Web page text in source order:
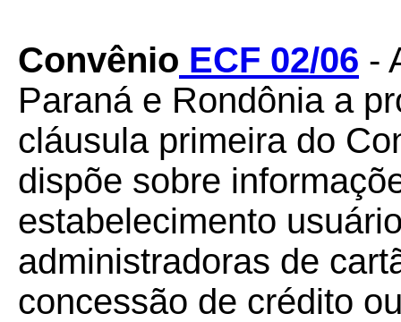
Convênio ECF 02/06 -
Paraná e Rondônia a
cláusula primeira do
dispõe sobre
estabelecimento
administradoras de
concessão de crédito